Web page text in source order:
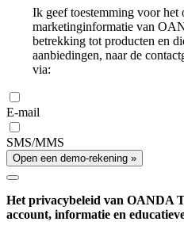
Ik geef toestemming voor het
marketinginformatie van
betrekking tot producten en
aanbiedingen, naar de
via:
E-mail
SMS/MMS
Open een demo-rekening »
Het privacybeleid van OANDA
account, informatie en